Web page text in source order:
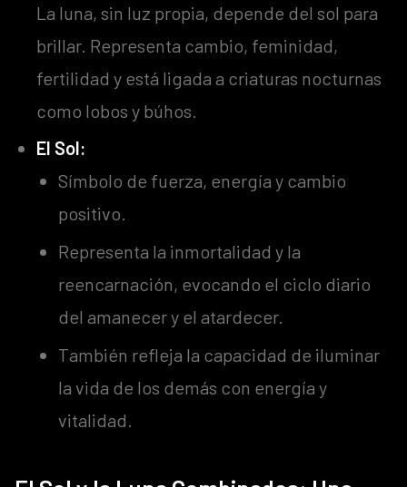
La luna, sin luz propia, depende del sol para
brillar. Representa cambio, feminidad,
fertilidad y está ligada a criaturas nocturnas
como lobos y búhos.
El Sol:
Símbolo de fuerza, energía y cambio
positivo.
Representa la inmortalidad y la
reencarnación, evocando el ciclo diario
del amanecer y el atardecer.
También refleja la capacidad de iluminar
la vida de los demás con energía y
vitalidad.